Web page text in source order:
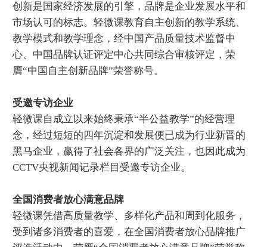
创新是国家经济发展的引擎，品牌是企业发展水平和
市场认可的标志。轻微课教育自主创新的教学系统、
教学模式和教学理念，经中国产品质量技术监督中
心、中国品牌认证评定中心共同综合审核评定，荣
膺“中国自主创新品牌”荣誉称号。
受邀专访企业
轻微课自成立以来始终秉承“半公益教学”的经营理
念，经过短短的四年沉淀和发展便已成为行业新晋的
黑马企业，赢得了社会各界的广泛关注，也因此成为
CCTV央视新闻记录栏目受邀专访企业。
全国消费者放心满意品牌
轻微课凭借高质量教学、多样化产品和周到化服务，
受到诸多消费者的喜爱，在全国消费者放心品牌推广